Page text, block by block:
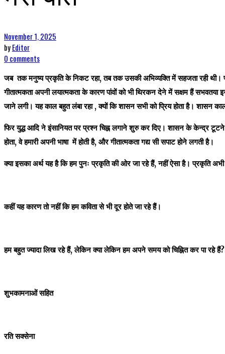
November 1, 2025
byEditor
0 comments
जब तक मनुष्य प्रकृति के निकट रहा,तब तक उसकी अभिव्यक्ति में सहजता रही थी।
गीतात्मकता अपनी लयात्मकता के कारण पांवों को भी थिरकन देने में सक्षम हैं सभवतया
जाने लगी। यह काल बहुत लंबा रहा,क्यों कि शासन सभी को प्रिय होता है। शासन
फिर युद्ध आदि ने इंसानियत पर प्रश्न चिह्न लगाने शुरु कर दिए। शासन के केन्द्र टूटने
होता,वे हमारी अपनी भाषा में होती है, और गीतात्मकता गद्य सी सपाट होने लगती है।
क्या इसका अर्थ यह है कि हम पुनः प्रकृति की ओर जा रहे हैं,नहीं ऐसा है। प्रकृति
कहीं यह कारण तो नहीं कि हम कविता से भी दूर होते जा रहे हैं।
हम बहुत ज्यादा लिख रहे हैं,लेकिन क्या लेकिन हम अपने समय को चिह्नित कर पा रहे हैं
शुभकामनाओं सहित
रति सक्सेना